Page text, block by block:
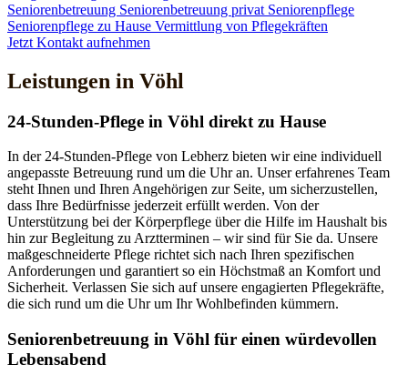
Seniorenbetreuung Seniorenbetreuung privat Seniorenpflege
Seniorenpflege zu Hause Vermittlung von Pflegekräften
Jetzt Kontakt aufnehmen
Leistungen in Vöhl
24-Stunden-Pflege in Vöhl direkt zu Hause
In der 24-Stunden-Pflege von Lebherz bieten wir eine individuell
angepasste Betreuung rund um die Uhr an. Unser erfahrenes Team
steht Ihnen und Ihren Angehörigen zur Seite, um sicherzustellen,
dass Ihre Bedürfnisse jederzeit erfüllt werden. Von der
Unterstützung bei der Körperpflege über die Hilfe im Haushalt bis
hin zur Begleitung zu Arztterminen – wir sind für Sie da. Unsere
maßgeschneiderte Pflege richtet sich nach Ihren spezifischen
Anforderungen und garantiert so ein Höchstmaß an Komfort und
Sicherheit. Verlassen Sie sich auf unsere engagierten Pflegekräfte,
die sich rund um die Uhr um Ihr Wohlbefinden kümmern.
Senioren­betreuung in Vöhl für einen würdevollen
Lebensabend